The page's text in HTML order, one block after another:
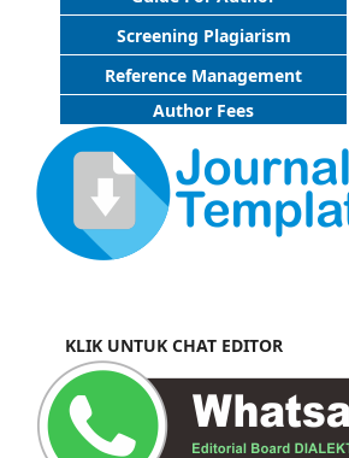
Screening Plagiarism
Reference Management
Author Fees
KLIK UNTUK CHAT EDITOR